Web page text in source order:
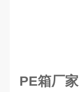
PE箱厂